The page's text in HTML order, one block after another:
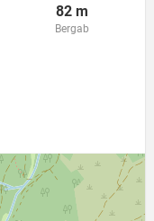
82 m
Bergab